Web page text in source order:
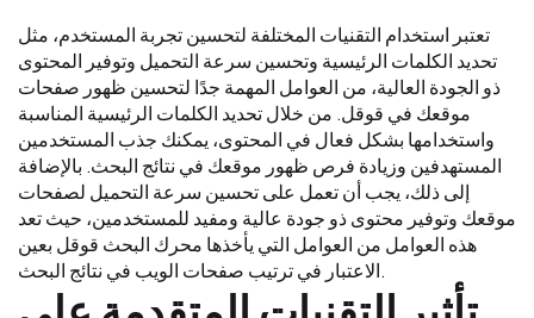
تعتبر استخدام التقنيات المختلفة لتحسين تجربة المستخدم، مثل
تحديد الكلمات الرئيسية وتحسين سرعة التحميل وتوفير المحتوى
ذو الجودة العالية، من العوامل المهمة جدًا لتحسين ظهور صفحات
موقعك في قوقل. من خلال تحديد الكلمات الرئيسية المناسبة
واستخدامها بشكل فعال في المحتوى، يمكنك جذب المستخدمين
المستهدفين وزيادة فرص ظهور موقعك في نتائج البحث. بالإضافة
إلى ذلك، يجب أن تعمل على تحسين سرعة التحميل لصفحات
موقعك وتوفير محتوى ذو جودة عالية ومفيد للمستخدمين، حيث تعد
هذه العوامل من العوامل التي يأخذها محرك البحث قوقل بعين
الاعتبار في ترتيب صفحات الويب في نتائج البحث.